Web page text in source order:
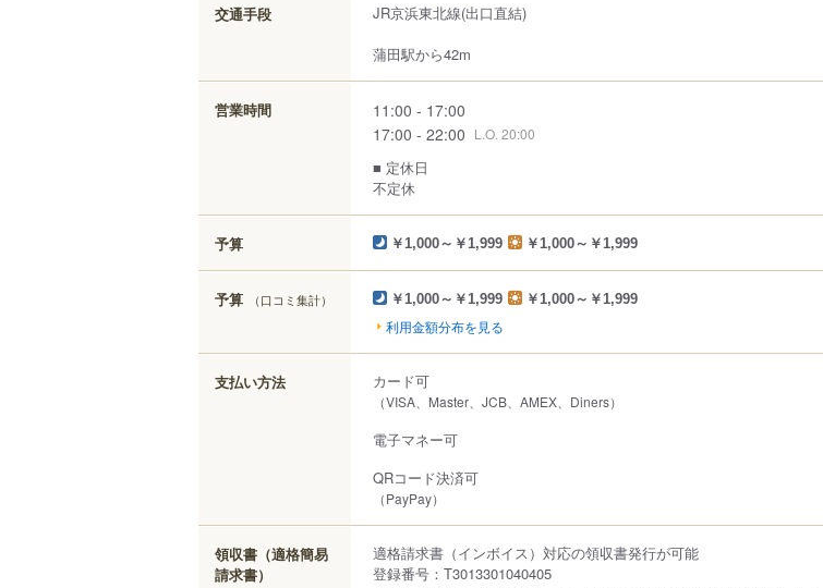
交通手段
JR京浜東北線(出口直結)
蒲田駅から42m
営業時間
11:00 - 17:00
17:00 - 22:00 L.O. 20:00
■ 定休日
不定休
予算 ￥1,000～￥1,999 ￥1,000～￥1,999
予算 （口コミ集計） ￥1,000～￥1,999 ￥1,000～￥1,999
利用金額分布を見る
支払い方法 カード可
（VISA、Master、JCB、AMEX、Diners）
電子マネー可
QRコード決済可
（PayPay）
領収書（適格簡易
請求書）
適格請求書（インボイス）対応の領収書発行が可能
登録番号：T3013301040405